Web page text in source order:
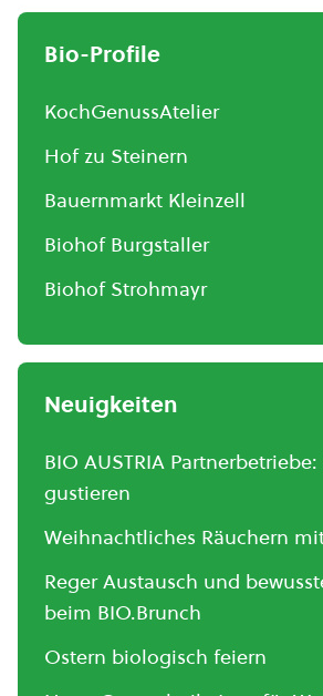
Bio-Profile
KochGenussAtelier
Hof zu Steinern
Bauernmarkt Kleinzell
Biohof Burgstaller
Biohof Strohmayr
Neuigkeiten
BIO AUSTRIA
gustieren
Weihnachtliches Räuchern
Reger Austausch und
beim BIO.Brunch
Ostern biologisch feiern